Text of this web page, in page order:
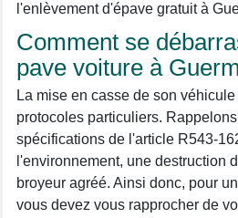
l'enlèvement d'épave gratuit à
Comment se
pave voiture à
La mise en casse de son
protocoles particuliers.
spécifications de l'article R543-
l'environnement, une destruction
broyeur agréé. Ainsi donc, pour
vous devez vous rapprocher de